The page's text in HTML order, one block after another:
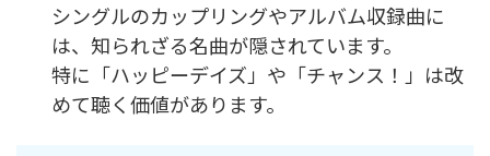
シングルのカップリングやアルバム収録曲に
は、知られざる名曲が隠されています。
特に「ハッピーデイズ」や「チャンス！」は改
めて聴く価値があります。